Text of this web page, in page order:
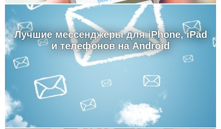
Лучшие мессенджеры для iPhone, iPad
и телефонов на Android